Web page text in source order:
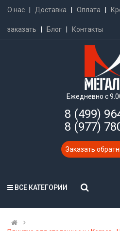
О нас Доставка Оплата
заказать Блог Контакты
Ежедневно с
8 (499)
8 (977)
Заказать
ВСЕ КАТЕГОРИИ